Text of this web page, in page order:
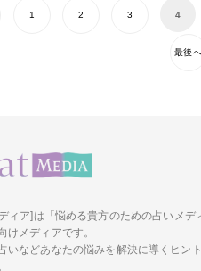
1 2 3 4
最後へ
ィア]は「悩める貴方のための占いメデ
けメディアです。
いなどあなたの悩みを解決に導くヒン